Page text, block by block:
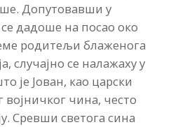
Допутовавши у
дадоше на посао око
родитељи блаженога
случајно се налажаху у
је Јован, као царски
војничког чина, често
Сревши светога сина